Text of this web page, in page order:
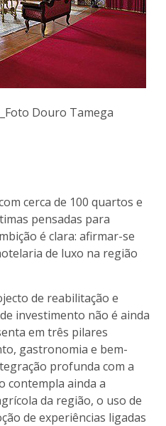
Douro Tamega
cerca de 100 quartos e
pensadas para
é clara: afirmar-se
de luxo na região
de reabilitação e
investimento não é ainda
em três pilares
gastronomia e bem-
profunda com a
contempla ainda a
da região, o uso de
de experiências ligadas